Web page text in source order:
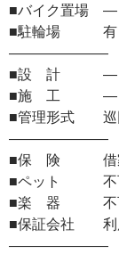
■バイク置場 ―
■駐輪場 有
―――――――
■設 計 ―
■施 工 ―
■管理形式 巡
―――――――
■保 険 借家人
■ペット 不
■楽 器 不
■保証会社 利
―――――――